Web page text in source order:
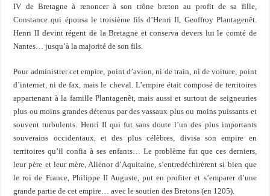
IV de Bretagne à renoncer à son trône breton au profit de sa fille,
Constance qui épousa le troisième fils d’Henri II, Geoffroy Plantagenêt.
Henri II devint régent de la Bretagne et conserva devers lui le comté de
Nantes… jusqu’à la majorité de son fils.
Pour administrer cet empire, point d’avion, ni de train, ni de voiture, point
d’internet, ni de fax, mais le cheval. L’empire était composé de territoires
appartenant à la famille Plantagenêt, mais aussi et surtout de seigneuries
plus ou moins grandes détenus par des vassaux plus ou moins puissants et
souvent turbulents. Henri II qui fut sans doute l’un des plus importants
souverains occidentaux, et des plus célèbres, divisa son empire en
territoires qu’il confia à ses enfants… Le problème fut que ces derniers,
leur père et leur mère, Aliénor d’Aquitaine, s’entredéchirèrent si bien que
le roi de France, Philippe II Auguste, put en profiter et s’emparer d’une
grande partie de cet empire… avec le soutien des Bretons (en 1205).